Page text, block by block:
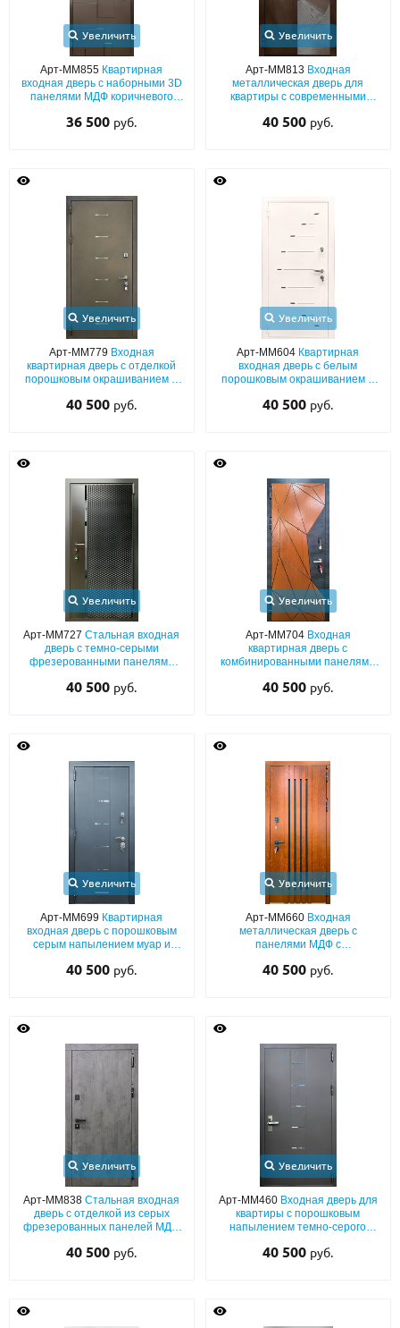
Увеличить
Арт-ММ855 Квартирная
входная дверь с наборными 3D
панелями МДФ коричневого
36 500 руб.
Увеличить
Арт-ММ813 Входная
металлическая дверь для
квартиры с современными
МДФ коричневого цвета (окрас
40 500 руб.
Увеличить
Арт-ММ779 Входная
квартирная дверь с отделкой
порошковым окрашиванием и
40 500 руб.
Увеличить
Арт-ММ604 Квартирная
входная дверь с белым
порошковым окрашиванием и
40 500 руб.
Увеличить
Арт-ММ727Стальная входная
дверь с темно-серыми
фрезерованными панелями
40 500 руб.
Увеличить
Арт-ММ704 Входная
квартирная дверь с
комбинированными панелями
40 500 руб.
Увеличить
Арт-ММ699 Квартирная
входная дверь с порошковым
серым напылением муар и
40 500 руб.
Увеличить
Арт-ММ660 Входная
металлическая дверь с
панелями МДФ с
40 500 руб.
Увеличить
Арт-ММ838Стальная входная
дверь с отделкой из серых
фрезерованных панелей МДФ
сторон
40 500 руб.
Увеличить
Арт-ММ460 Входная дверь для
квартиры с порошковым
напылением темно-серого
40 500 руб.